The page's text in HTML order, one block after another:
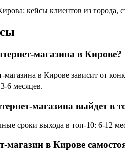
кейсы клиентов из
магазина в Кирове?
в Кирове зависит от
6 месяцев.
магазина выйдет в
сроки выхода в топ-10: 6-12
в Кирове